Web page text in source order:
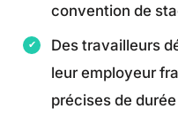
convention de
Des travailleurs
leur employeur
précises de